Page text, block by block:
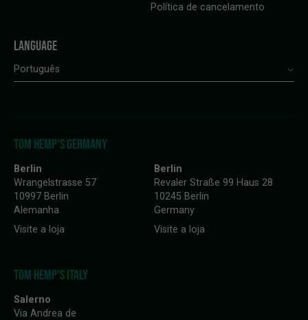
Política de cancelamento
LANGUAGE
Português
TOM HEMP'S GERMANY
Berlin
Wrangelstrasse 57
10997 Berlin
Alemanha
Visite a loja
Berlin
Revaler Straße 99 Haus 28
10245 Berlin
Germany
Visite a loja
TOM HEMP'S ITALY
Salerno
Via Andrea de